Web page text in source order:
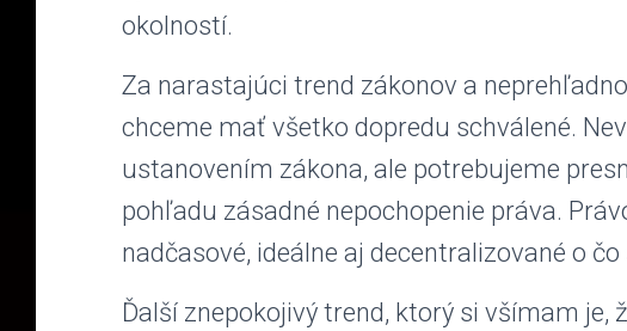
okolností.
Za narastajúci trend zákonov a
chceme mať všetko dopredu schválené.
ustanovením zákona, ale potrebujeme
pohľadu zásadné nepochopenie práva.
nadčasové, ideálne aj decentralizované o
Ďalší znepokojivý trend, ktorý si všímam